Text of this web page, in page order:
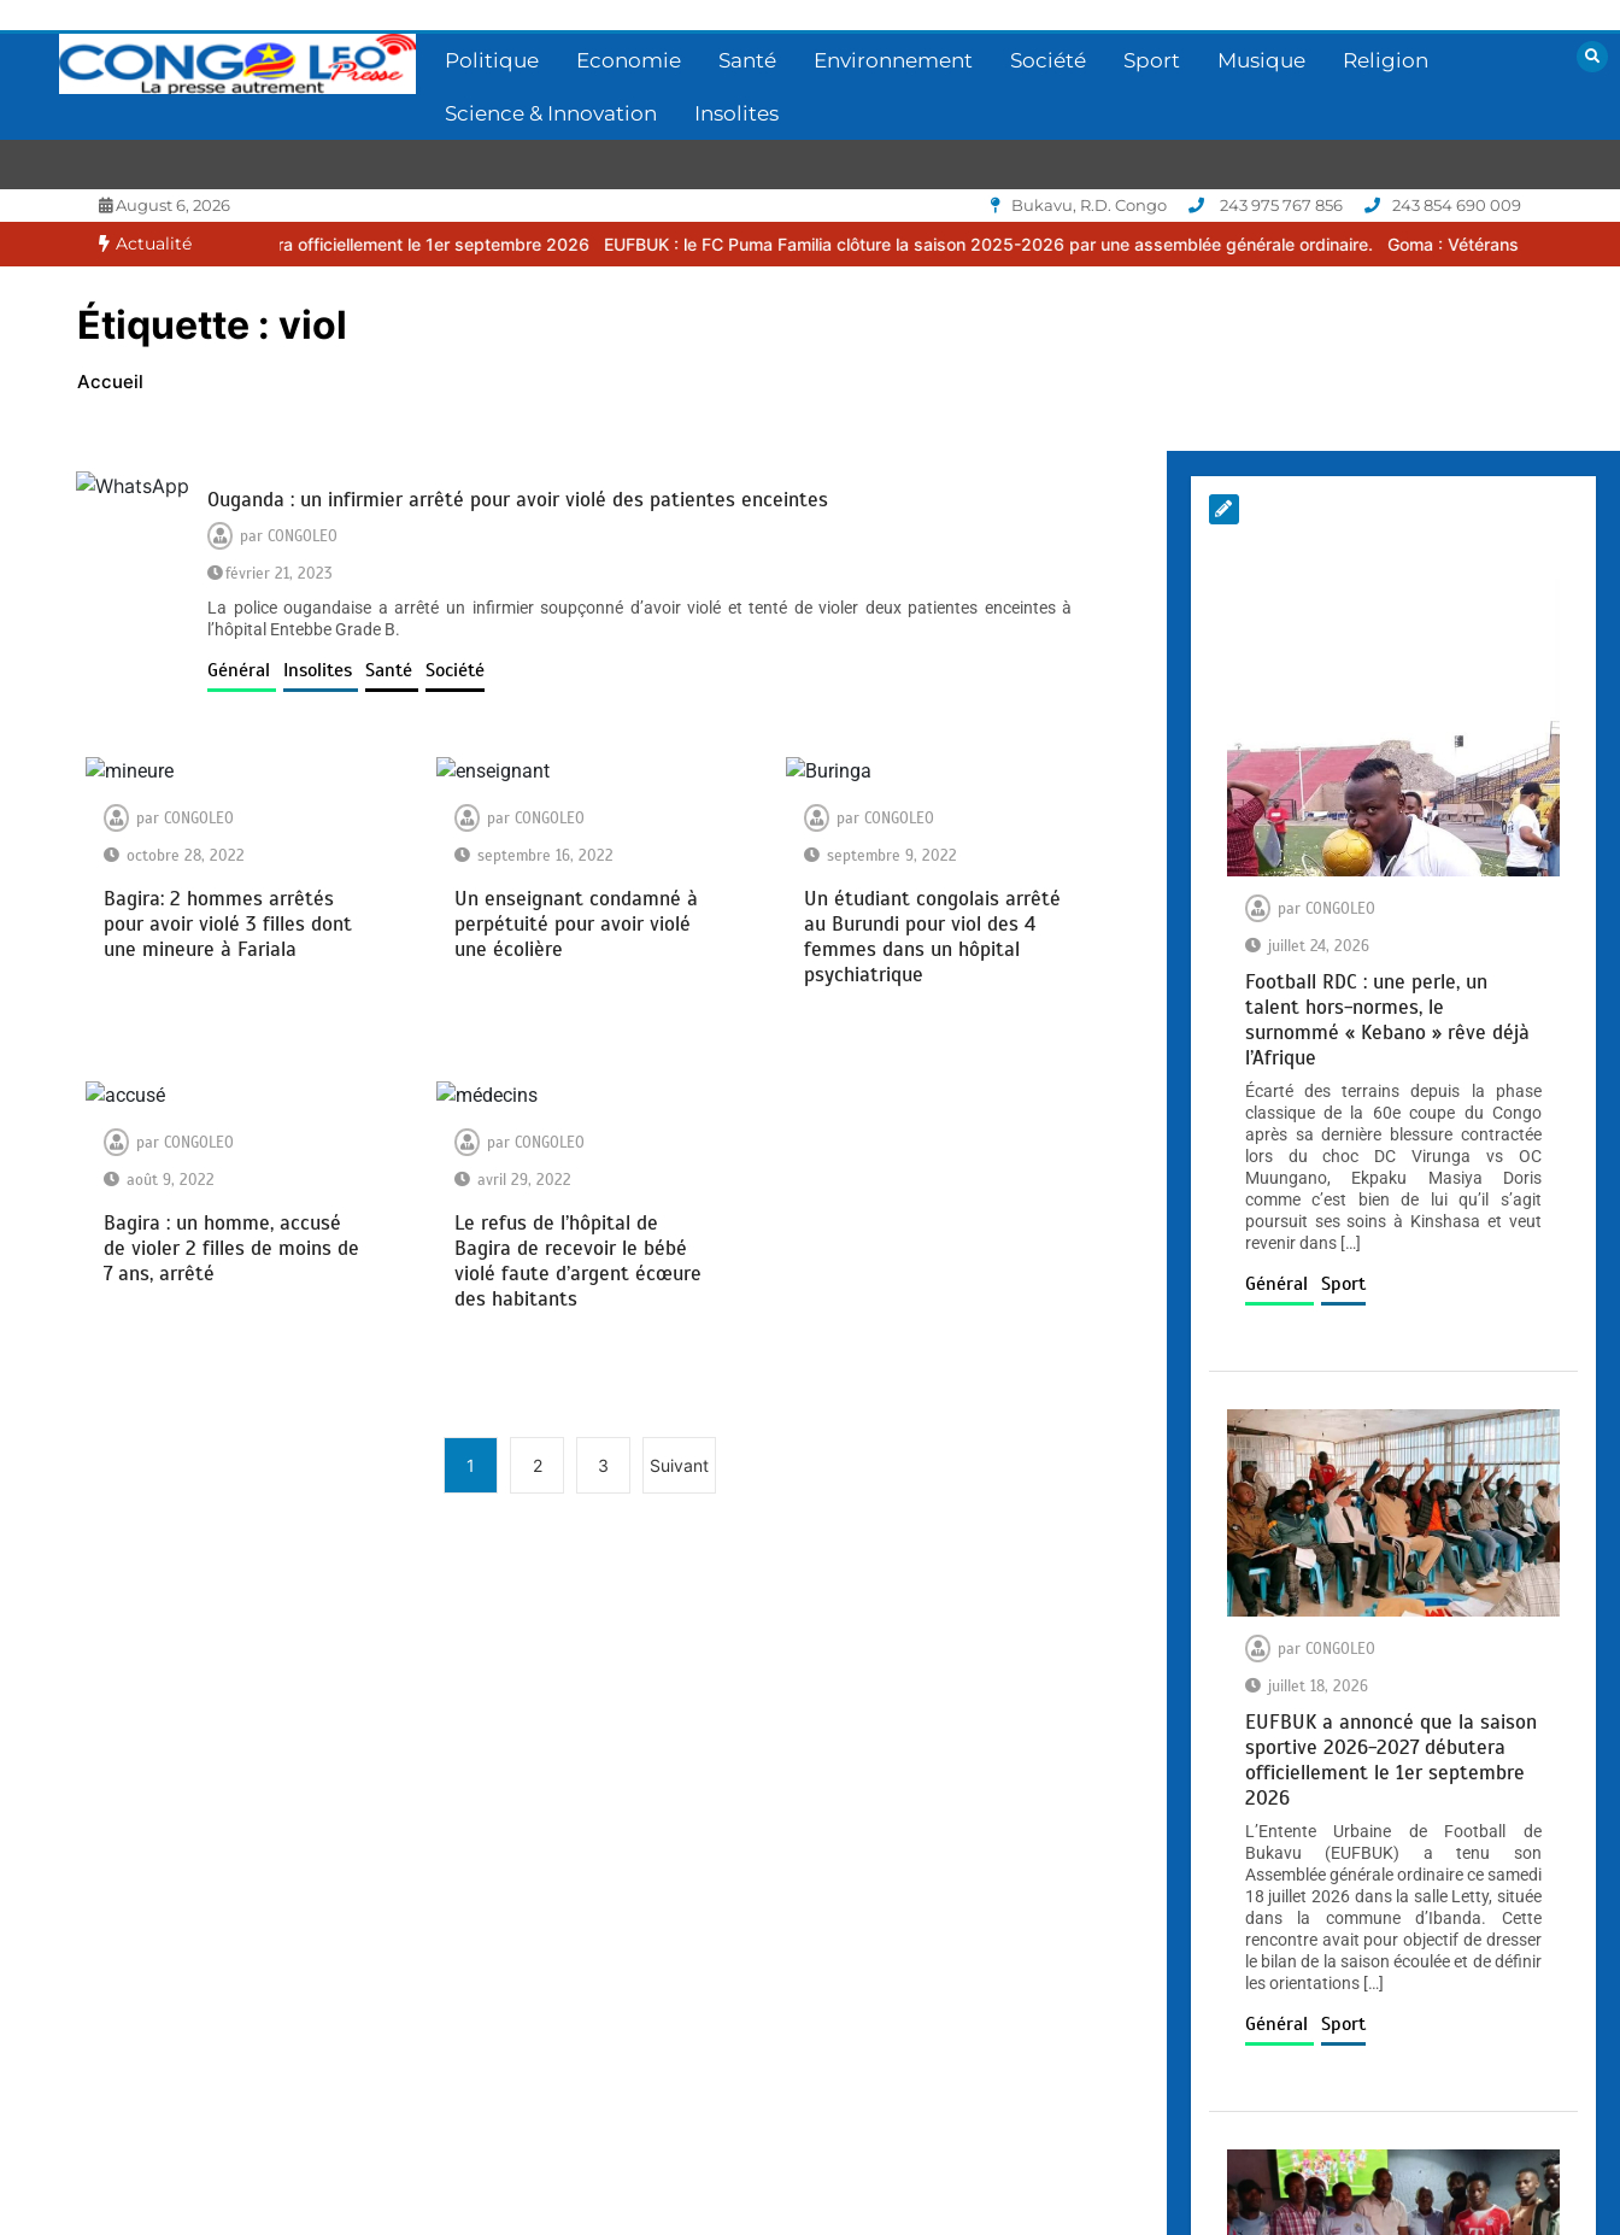
contenu
Politique Economie Santé Environnement Société Sport Musique Religion
Science & Innovation Insolites
CONGOLEO
La presse autrement
August 6, 2026 Bukavu, R.D. Congo 243 975 767 856 243 854 690 009
Actualité
2027 débutera officiellement le 1er septembre 2026 EUFBUK : le FC Puma Familia clôture la saison 2025-2026 par une assemblée générale ordinaire. Goma : Vétérans Cup 2026 -2027, une
Étiquette : viol
Accueil
Ouganda : un infirmier arrêté pour avoir violé des patientes enceintes
parCONGOLEO
février 21, 2023
La police ougandaise a arrêté un infirmier soupçonné d’avoir violé et tenté de violer deux patientes enceintes à
l’hôpital Entebbe Grade B.
Général Insolites Santé Société
parCONGOLEO
octobre 28, 2022
Bagira: 2 hommes arrêtés
pour avoir violé 3 filles dont
une mineure à Fariala
par CONGOLEO
septembre 16, 2022
Un enseignant condamné à
perpétuité pour avoir violé
une écolière
par CONGOLEO
septembre 9, 2022
Un étudiant congolais arrêté
au Burundi pour viol des 4
femmes dans un hôpital
psychiatrique
parCONGOLEO
août 9, 2022
Bagira : un homme, accusé
de violer 2 filles de moins de
7 ans, arrêté
par CONGOLEO
avril 29, 2022
Le refus de l’hôpital de
Bagira de recevoir le bébé
violé faute d’argent écœure
des habitants
1 2 3 Suivant
par CONGOLEO
juillet 24, 2026
Football RDC : une perle, un
talent hors-normes, le
surnommé « Kebano » rêve déjà
l’Afrique
Écarté des terrains depuis la phase
classique de la 60e coupe du Congo
après sa dernière blessure contractée
lors du choc DC Virunga vs OC
Muungano, Ekpaku Masiya Doris
comme c’est bien de lui qu’il s’agit
poursuit ses soins à Kinshasa et veut
revenir dans […]
Général Sport
par CONGOLEO
juillet 18, 2026
EUFBUK a annoncé que la saison
sportive 2026-2027 débutera
officiellement le 1er septembre
2026
L’Entente Urbaine de Football de
Bukavu (EUFBUK) a tenu son
Assemblée générale ordinaire ce samedi
18 juillet 2026 dans la salle Letty, située
dans la commune d’Ibanda. Cette
rencontre avait pour objectif de dresser
le bilan de la saison écoulée et de définir
les orientations […]
Général Sport